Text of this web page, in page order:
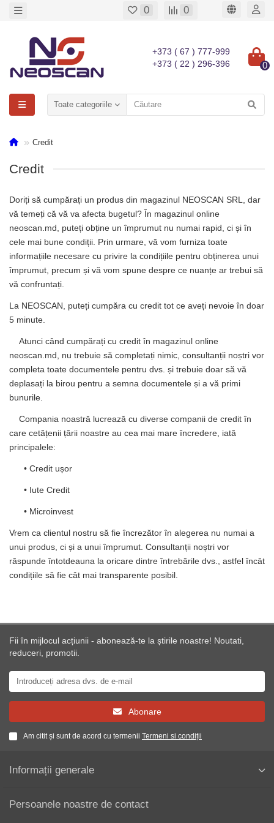
0 0
+373 ( 67 ) 777-999
+373 ( 22 ) 296-396
0
Toate categoriile
Credit
Credit
Doriți să cumpărați un produs din magazinul NEOSCAN SRL, dar
vă temeți că vă va afecta bugetul? În magazinul online
neoscan.md, puteți obține un împrumut nu numai rapid, ci și în
cele mai bune condiții. Prin urmare, vă vom furniza toate
informațiile necesare cu privire la condițiile pentru obținerea unui
împrumut, precum și vă vom spune despre ce nuanțe ar trebui să
vă confruntați.
La NEOSCAN, puteți cumpăra cu credit tot ce aveți nevoie în doar
5 minute.
Atunci când cumpărați cu credit în magazinul online
neoscan.md, nu trebuie să completați nimic, consultanții noștri vor
completa toate documentele pentru dvs. și trebuie doar să vă
deplasați la birou pentru a semna documentele și a vă primi
bunurile.
Compania noastră lucrează cu diverse companii de credit în
care cetățenii țării noastre au cea mai mare încredere, iată
principalele:
• Credit ușor
• Iute Credit
• Microinvest
Vrem ca clientul nostru să fie încrezător în alegerea nu numai a
unui produs, ci și a unui împrumut. Consultanții noștri vor
răspunde întotdeauna la oricare dintre întrebările dvs., astfel încât
condițiile să fie cât mai transparente posibil.
Fii în mijlocul acțiunii - abonează-te la știrile noastre! Noutati,
reduceri, promotii.
Abonare
Am citit și sunt de acord cu termenii Termeni si condiții
Informații generale
Persoanele noastre de contact